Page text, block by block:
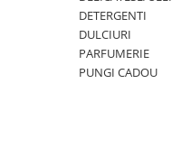
DETERGENTI
DULCIURI
PARFUMERIE
PUNGI CADOU